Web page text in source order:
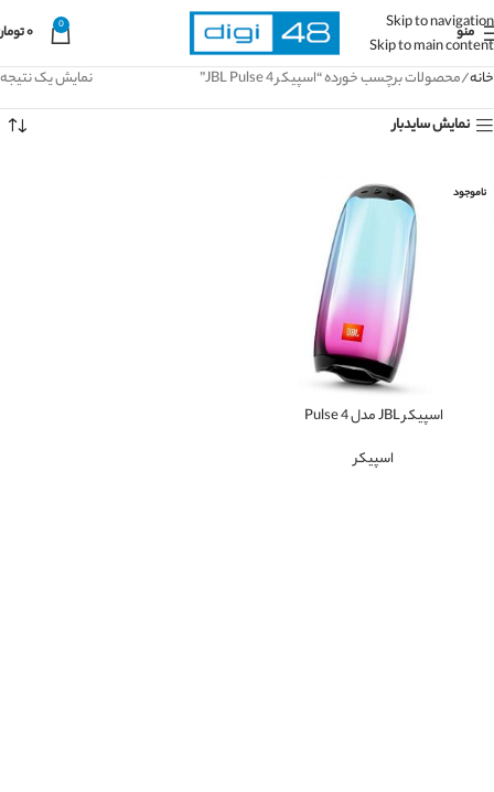
Skip to navigation
Skip to main content
منو 0 ۰
خانه محصولات برچسب خورده “اسپیکر JBL Pulse 4”
نمایش یک نتیجه
نمایش سایدبار
ناموجود
اسپیکر JBL مدل Pulse 4
اسپیکر